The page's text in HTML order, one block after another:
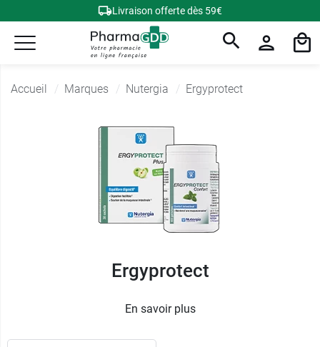
Livraison offerte dès 59€
Accueil Marques Nutergia Ergyprotect
Ergyprotect
En savoir plus